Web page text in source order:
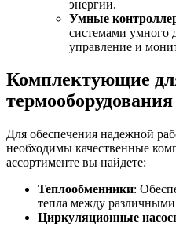
энергии.
Умные
системами умного
управление и
Комплектующие
термооборудования
Для обеспечения надежной
необходимы качественные
ассортименте вы найдете:
Теплообменники:
тепла между
Циркуляционные